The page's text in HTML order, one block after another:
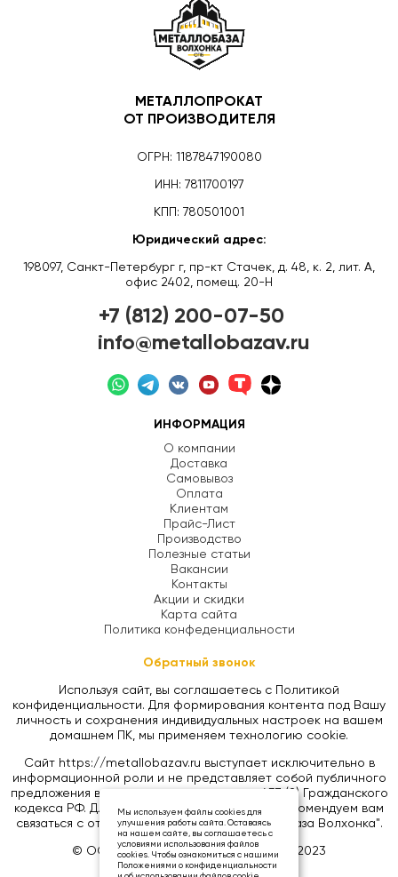
МЕТАЛЛОПРОКАТ
ОТ ПРОИЗВОДИТЕЛЯ
ОГРН: 1187847190080
ИНН: 7811700197
КПП: 780501001
Юридический адрес:
198097, Санкт-Петербург г, пр-кт Стачек, д. 48, к. 2, лит. А,
офис 2402, помещ. 20-Н
+7 (812) 200-07-50
info@metallobazav.ru
ИНФОРМАЦИЯ
О компании
Доставка
Самовывоз
Оплата
Клиентам
Прайс-Лист
Производство
Полезные статьи
Вакансии
Контакты
Акции и скидки
Карта сайта
Политика конфеденциальности
Обратный звонок
Используя сайт, вы соглашаетесь с Политикой
конфиденциальности. Для формирования контента под Вашу
личность и сохранения индивидуальных настроек на вашем
домашнем ПК, мы применяем технологию cookie.
Сайт https://metallobazav.ru выступает исключительно в
информационной роли и не представляет собой публичного
предложения в соответствии со статьей 437 (2) Гражданского
кодекса РФ. Для уточнения цен на товары, рекомендуем вам
связаться с отделом продаж ООО "Металлобаза Волхонка".
© ООО «МЕТАЛЛОБАЗА ВОЛХОНКА», 2023
Мы используем файлы cookies для
улучшения работы сайта. Оставаясь
на нашем сайте, вы соглашаетесь с
условиями использования файлов
cookies. Чтобы ознакомиться с нашими
Положениями о конфиденциальности